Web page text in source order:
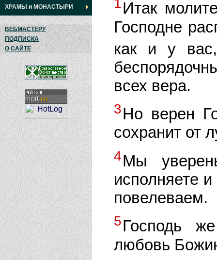
ХРАМЫ и МОНАСТЫРИ
ВЕБМАСТЕРУ
ПОДПИСКА
О САЙТЕ
1Итак
Господне
как и у
всех вера.
3Но верен
сохранит от
4Мы
исполняете
повелеваем.
5Господь
любовь